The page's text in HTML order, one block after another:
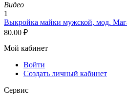
Видео
1
Выкройка майки мужской, мод.
80.00 ₽
Мой кабинет
Войти
Создать личный кабинет
Сервис